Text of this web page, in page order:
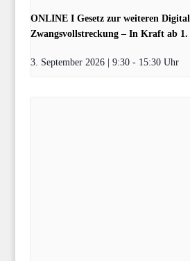
ONLINE I Gesetz zur weiteren
Zwangsvollstreckung – In Kraft ab
3. September 2026 | 9:30 - 15:30